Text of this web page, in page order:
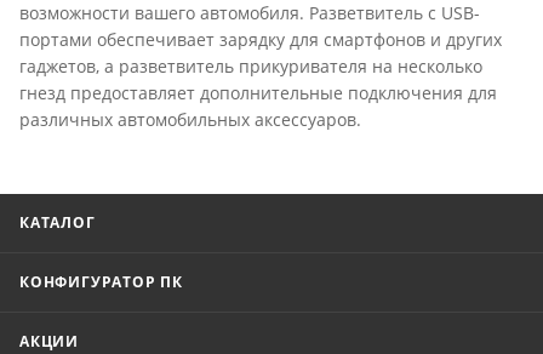
возможности вашего автомобиля. Разветвитель с USB-
портами обеспечивает зарядку для смартфонов и других
гаджетов, а разветвитель прикуривателя на несколько
гнезд предоставляет дополнительные подключения для
различных автомобильных аксессуаров.
КАТАЛОГ
КОНФИГУРАТОР ПК
АКЦИИ